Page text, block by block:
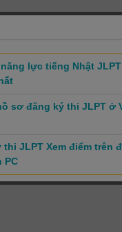
lực tiếng Nhật
sơ đăng ký thi JLPT ở
JLPT Xem điểm trên
PC